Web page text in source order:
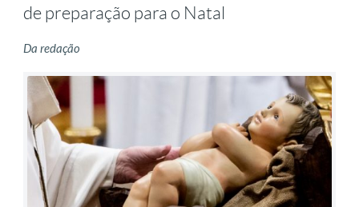
de preparação para o Natal
Da redação